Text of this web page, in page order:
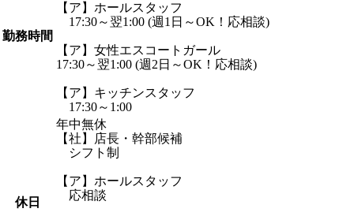
勤務時間
【ア】ホールスタッフ
17:30～翌1:00 (週1日～OK！応相談)
【ア】女性エスコートガール
17:30～翌1:00 (週2日～OK！応相談)
【ア】キッチンスタッフ
17:30～1:00
休日
年中無休
【社】店長・幹部候補
シフト制
【ア】ホールスタッフ
応相談